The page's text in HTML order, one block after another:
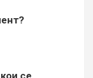
се